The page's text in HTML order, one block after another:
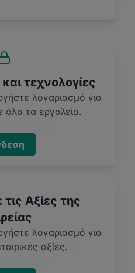
τεχνολογίες
λογαριασμό για
τα εργαλεία.
Αξίες της
λογαριασμό για
αξίες.